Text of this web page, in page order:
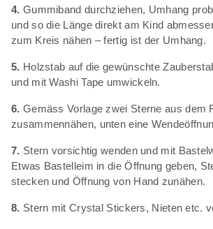
4. Gummiband durchziehen, Umhang
und so die Länge direkt am Kind
zum Kreis nähen – fertig ist der Umhang.
5. Holzstab auf die gewünschte
und mit Washi Tape umwickeln.
6. Gemäss Vorlage zwei Sterne aus dem
zusammennähen, unten eine
7. Stern vorsichtig wenden und mit
Etwas Bastelleim in die Öffnung geben,
stecken und Öffnung von Hand zunähen.
8. Stern mit Crystal Stickers, Nieten etc.